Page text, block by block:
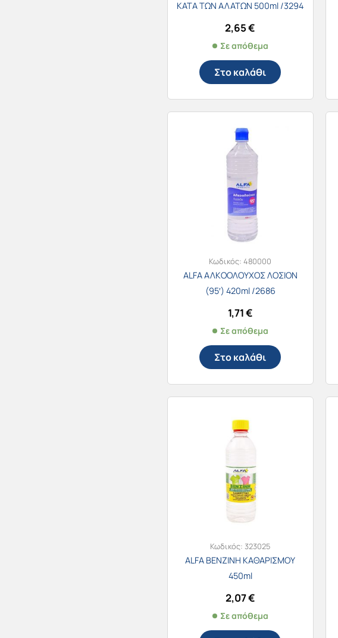
ΚΑΤΑ ΤΩΝ ΑΛΑΤΩΝ 500ml /3294
2,65€
Σε απόθεμα
Στο καλάθι
Κωδικός:480000
ALFA ΑΛΚΟΟΛΟΥΧΟΣ ΛΟΣΙΟΝ
(95′) 420ml /2686
1,71€
Σε απόθεμα
Στο καλάθι
Κωδικός:323025
ALFA ΒΕΝΖΙΝΗ ΚΑΘΑΡΙΣΜΟΥ
450ml
2,07€
Σε απόθεμα